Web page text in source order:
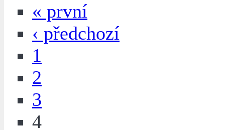
« první
‹ předchozí
1
2
3
4